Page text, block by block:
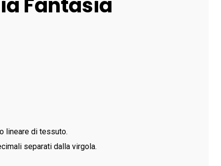
lineare di tessuto.
separati dalla virgola.